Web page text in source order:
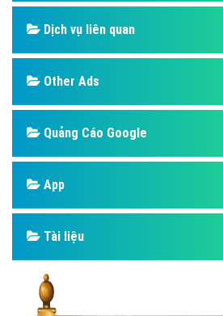
Dịch vụ liên quan
Other Ads
Quảng Cáo Google
App
Tài liệu